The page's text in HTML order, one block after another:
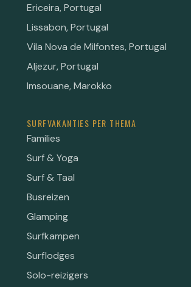
Ericeira, Portugal
Lissabon, Portugal
Vila Nova de Milfontes, Portugal
Aljezur, Portugal
Imsouane, Marokko
SURFVAKANTIES PER THEMA
Families
Surf & Yoga
Surf & Taal
Busreizen
Glamping
Surfkampen
Surflodges
Solo-reizigers